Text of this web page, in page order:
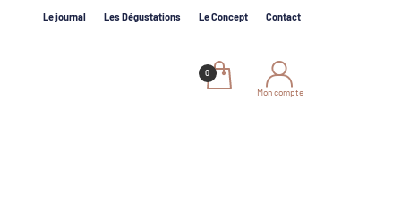
Le journal Les Dégustations Le Concept Contact
Mon compte